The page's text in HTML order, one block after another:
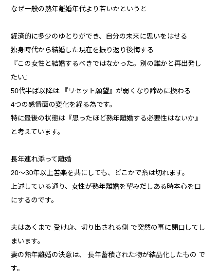
なぜ一般の熟年離婚年代より若いかというと
経済的に多少のゆとりができ、自分の未来に思いをはせる
独身時代から結婚した現在を振り返り後悔する
『この女性と結婚するべきではなかった。別の誰かと再出発し
たい』
50代半ば以降は 『リセット願望』が弱くなり諦めに換わる
4つの感情面の変化を経る為です。
特に最後の状態は『思ったほど熟年離婚する必要性はないか』
と考えています。
長年連れ添って離婚
20～30年以上苦楽を共にしても、どこかで糸は切れます。
上述している通り、女性が熟年離婚を望みだしある時本心を口
にするのです。
夫はあくまで 受け身、切り出される側 で突然の事に閉口してし
まいます。
妻の熟年離婚の決意は、 長年蓄積された物が結晶化したもの で
す。